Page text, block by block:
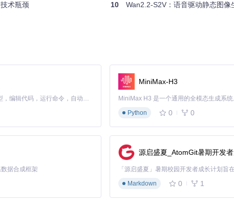
于领先位置，尤其在美学质量和动态程度上优势明显。
台利用Wan2.2制作的物理实验视频，通过精确控制镜头语言和动态效果
整为"赛博朋克风格下的未来汽车，强调流线型设计"，极大加速了创意迭
路径。从短期看，随着混合专家架构的进一步优化，模型将实现
现，H100显卡上720P视频生成仅需155秒。
过以下命令获取项目源码，探索更多视频生成可能性：
术瓶颈 10 Wan2.2-S2V：语音驱动静态图像
Claude Code 的开源替代方案。连接任意大模型，编辑代码，运行命令，自动验证 — 全自动执行。用 Rust 构建，极致性能。 ｜ An open-source alternative to Claude Code. Connect any LLM, edit code, run commands, and verify changes — autonomously. Built in Rust for speed. Get Started
MiniMax-H3
Python
0 0
据合成框架
源启盛夏_AtomGit暑期开发
Markdown
0 1